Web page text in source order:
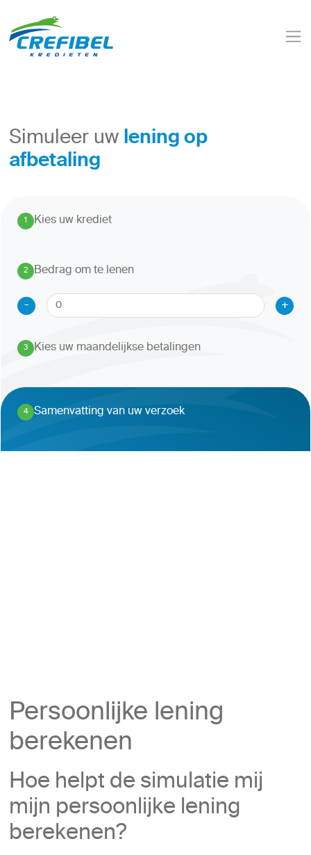
Simuleer uwlening op
afbetaling
1. Kies uw krediet
2
.
Bedrag om te lenen
-
+
3
. Kies uw maandelijkse betalingen
4
. Samenvatting van uw verzoek
Persoonlijke lening
berekenen
Hoe helpt de simulatie mij
mijn persoonlijke lening
berekenen?